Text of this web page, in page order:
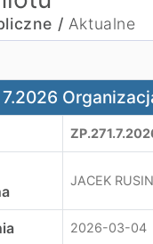
/ Aktualne
wydarzenia pn.
7.2026
JACEK RUSIN
2026-03-04